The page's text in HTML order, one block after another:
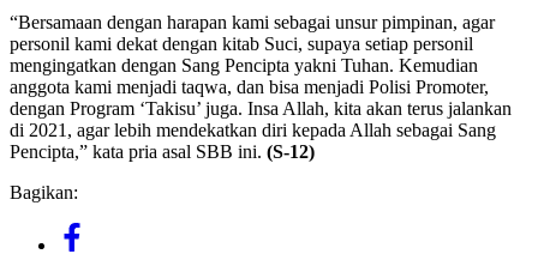
“Bersamaan dengan harapan kami sebagai unsur pimpinan, agar
personil kami dekat dengan kitab Suci, supaya setiap personil
mengingatkan dengan Sang Pencipta yakni Tuhan. Kemudian
anggota kami menjadi taqwa, dan bisa menjadi Polisi Promoter,
dengan Program ‘Takisu’ juga. Insa Allah, kita akan terus jalankan
di 2021, agar lebih mendekatkan diri kepada Allah sebagai Sang
Pencipta,” kata pria asal SBB ini. (S-12)
Bagikan: